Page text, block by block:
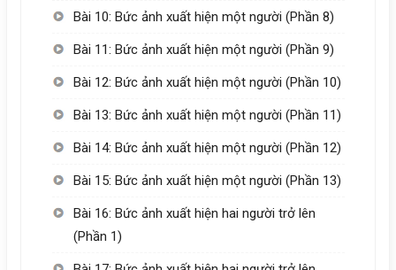
Bài 10: Bức ảnh xuất hiện một người (Phần 8)
Bài 11: Bức ảnh xuất hiện một người (Phần 9)
Bài 12: Bức ảnh xuất hiện một người (Phần 10)
Bài 13: Bức ảnh xuất hiện một người (Phần 11)
Bài 14: Bức ảnh xuất hiện một người (Phần 12)
Bài 15: Bức ảnh xuất hiện một người (Phần 13)
Bài 16: Bức ảnh xuất hiện hai người trở lên
(Phần 1)